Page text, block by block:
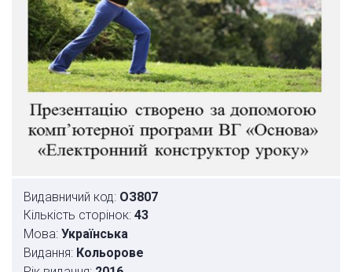
Видавничий код: ОЗ807
Кількість сторінок: 43
Мова: Українська
Видання: Кольорове